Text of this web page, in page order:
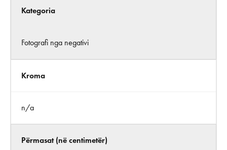
Kategoria
Fotografi nga negativi
Kroma
n/a
Përmasat (në centimetër)